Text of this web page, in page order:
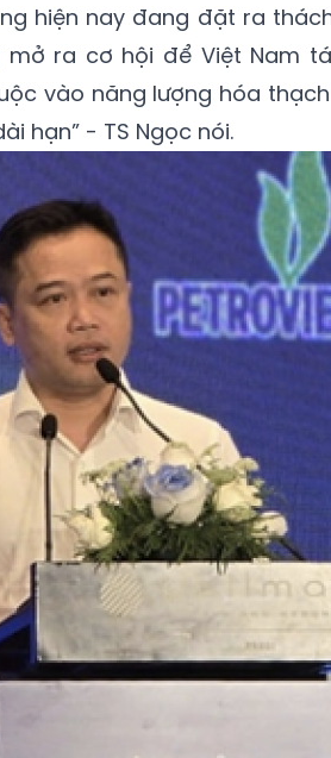
hiện nay đang đặt ra
mở ra cơ hội để Việt Nam
vào năng lượng hóa
hạn” - TS Ngọc nói.